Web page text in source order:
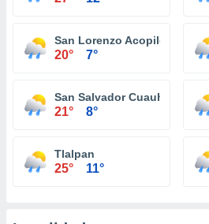
San Lorenzo Acopilco
20° 7°
San Salvador Cuauhtenco
21° 8°
Tlalpan
25° 11°